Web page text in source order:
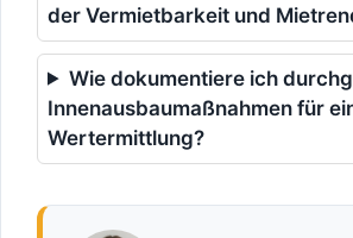
der Vermietbarkeit und
Wie dokumentiere ich
Innenausbaumaßnahmen für
Wertermittlung?